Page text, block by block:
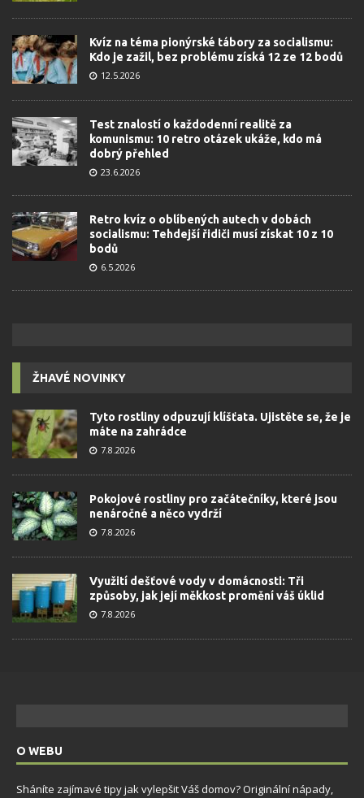
Kvíz na téma pionýrské tábory za socialismu:
Kdo je zažil, bez problému získá 12 ze 12 bodů
12.5.2026
Test znalostí o každodenní realitě za
komunismu: 10 retro otázek ukáže, kdo má
dobrý přehled
23.6.2026
Retro kvíz o oblíbených autech v dobách
socialismu: Tehdejší řidiči musí získat 10 z 10
bodů
6.5.2026
ŽHAVÉ NOVINKY
Tyto rostliny odpuzují klíšťata. Ujistěte se, že je
máte na zahrádce
7.8.2026
Pokojové rostliny pro začátečníky, které jsou
nenáročné a něco vydrží
7.8.2026
Využití dešťové vody v domácnosti: Tři
způsoby, jak její měkkost promění váš úklid
7.8.2026
O WEBU
Sháníte zajímavé tipy jak vylepšit Váš domov? Originální nápady,